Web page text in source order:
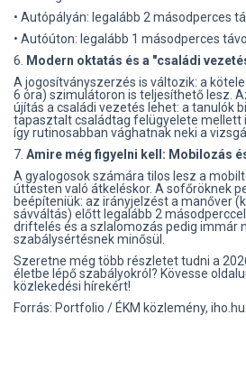
• Autópályán: legalább 2 másodperces
• Autóúton: legalább 1 másodperces
6. Modern oktatás és a "családi
A jogosítványszerzés is változik: a
6 óra) szimulátoron is teljesíthető lesz.
újítás a családi vezetés lehet: a tanulók
tapasztalt családtag felügyelete mellett
így rutinosabban vághatnak neki a
7. Amire még figyelni kell: Mobilozás
A gyalogosok számára tilos lesz a
úttesten való átkeléskor. A sofőröknek
beépíteniük: az irányjelzést a manőver
sávváltás) előtt legalább 2
driftelés és a szlalomozás pedig immár
szabálysértésnek minősül.
Szeretne még több részletet tudni a
életbe lépő szabályokról? Kövesse
közlekedési hírekért!
Forrás: Portfolio / ÉKM közlemény, iho.hu